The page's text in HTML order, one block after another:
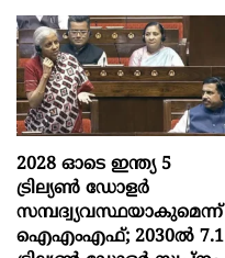
2028 ഓടെ ഇന്ത്യ 5
ട്രില്യണ്‍ ഡോളര്‍
സമ്പദ്വ്യവസ്ഥയാകുമെന്ന്
ഐഎംഎഫ്; 2030ല്‍ 7.1